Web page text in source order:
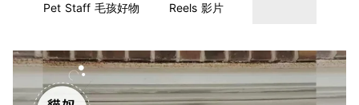
Pet Staff 毛孩好物 Reels 影片